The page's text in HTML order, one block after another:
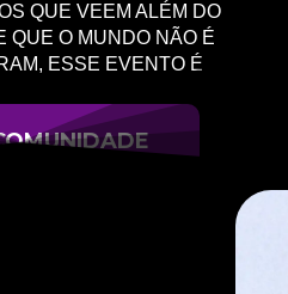
QUE VEEM ALÉM DO
QUE O MUNDO NÃO É
ESSE EVENTO É